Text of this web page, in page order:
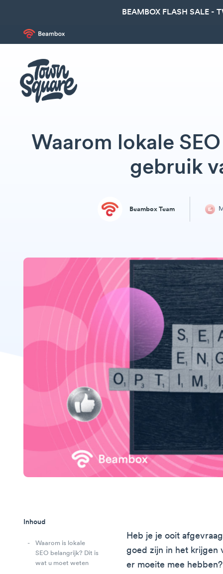
BEAMBOX FLASH SALE -
Waarom lokale
gebruik
Beambox Team
Inhoud
Waarom is lokale
SEO belangrijk? Dit is
wat u moet weten
Heb je je ooit
goed zijn in het krijgen
er moeite mee